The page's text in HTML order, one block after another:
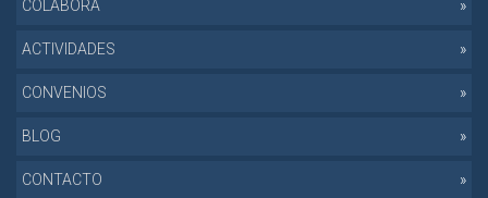
COLABORA
ACTIVIDADES
CONVENIOS
BLOG
CONTACTO